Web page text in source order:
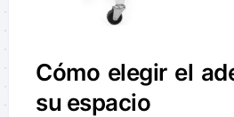
Cómo elegir el
su espacio